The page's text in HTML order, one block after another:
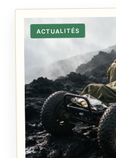
ACTUALITÉS